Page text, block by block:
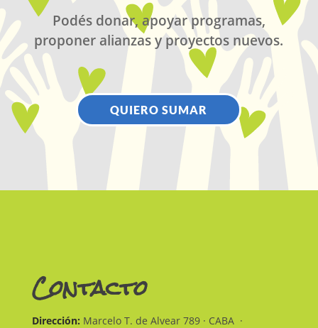
Podés donar, apoyar programas,
proponer alianzas y proyectos nuevos.
QUIERO SUMAR
Contacto
Dirección: Marcelo T. de Alvear 789 · CABA ·